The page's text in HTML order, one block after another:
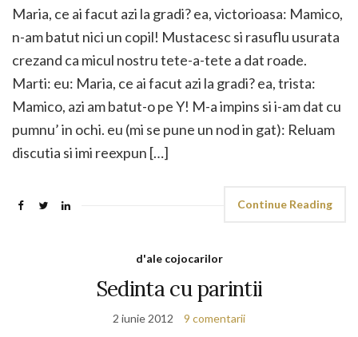
Maria, ce ai facut azi la gradi? ea, victorioasa: Mamico,
n-am batut nici un copil! Mustacesc si rasuflu usurata
crezand ca micul nostru tete-a-tete a dat roade.
Marti: eu: Maria, ce ai facut azi la gradi? ea, trista:
Mamico, azi am batut-o pe Y! M-a impins si i-am dat cu
pumnu’ in ochi. eu (mi se pune un nod in gat): Reluam
discutia si imi reexpun […]
Continue Reading
d'ale cojocarilor
Sedinta cu parintii
2 iunie 2012 9 comentarii